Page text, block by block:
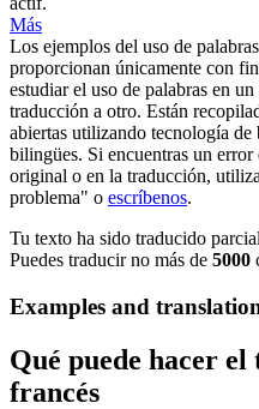
Más
Los ejemplos del uso de
proporcionan únicamente con
estudiar el uso de palabras en
traducción a otro. Están
abiertas utilizando tecnología de
bilingües. Si encuentras un
original o en la traducción,
problema" o escríbenos.
Tu texto ha sido traducido
Puedes traducir no más de 5000
Examples and
Qué puede hacer
francés